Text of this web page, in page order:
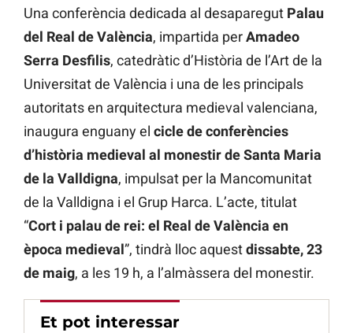
Una conferència dedicada al desaparegut Palau
del Real de València, impartida perAmadeo
Serra Desfilis, catedràtic d’Història de l’Art de la
Universitat de València i una de les principals
autoritats en arquitectura medieval valenciana,
inaugura enguany el cicle de conferències
d’història medieval al monestir de Santa Maria
de la Valldigna, impulsat per la Mancomunitat
de la Valldigna i el Grup Harca. L’acte, titulat
“Cort i palau de rei: el Real de València en
època medieval”, tindrà lloc aquestdissabte, 23
de maig, a les 19 h, a l’almàssera del monestir.
Et pot interessar